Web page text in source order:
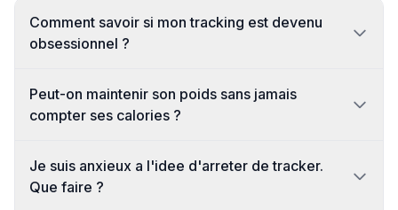
Comment savoir si mon tracking est devenu
obsessionnel ?
Peut-on maintenir son poids sans jamais
compter ses calories ?
Je suis anxieux a l'idee d'arreter de tracker.
Que faire ?